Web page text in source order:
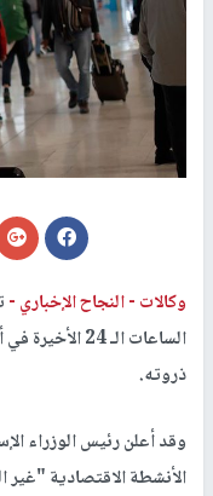
وكالات -النجاح الإخباري -
الساعات الـ
ذروته.
وقد أعلن رئيس الوزراء
الأنشطة الاقتصادية